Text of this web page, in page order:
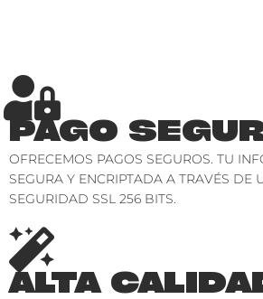
PAGO
OFRECEMOS PAGOS SEGUROS. TU
SEGURA Y ENCRIPTADA A TRAVÉS DE
SEGURIDAD SSL 256 BITS.
ALTA